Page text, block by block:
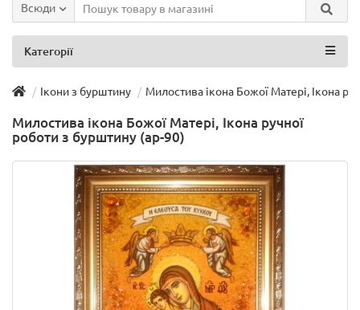
Всюди
Категорії
Ікони з бурштину Милостива ікона Божої Матері, Ікона
Милостива ікона Божої Матері, Ікона ручної
роботи з бурштину (ар-90)